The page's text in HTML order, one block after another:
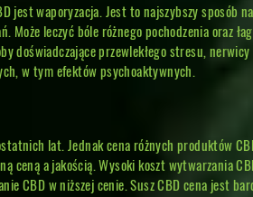
jest waporyzacja. Jest to najszybszy sposób
Może leczyć bóle różnego pochodzenia
doświadczające przewlekłego stresu,
w tym efektów psychoaktywnych.
lat. Jednak cena różnych produktów
ceną a jakością. Wysoki koszt wytwarzania
CBD w niższej cenie. Susz CBD cena jest